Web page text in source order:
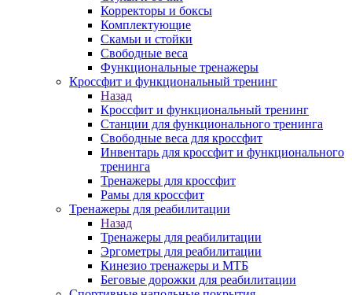
Корректоры и боксы
Комплектующие
Скамьи и стойки
Свободные веса
Функциональные тренажеры
Кроссфит и функциональный тренинг
Назад
Кроссфит и функциональный тренинг
Станции для функционального тренинга
Свободные веса для кроссфит
Инвентарь для кроссфит и функционального
тренинга
Тренажеры для кроссфит
Рамы для кроссфит
Тренажеры для реабилитации
Назад
Тренажеры для реабилитации
Эргометры для реабилитации
Кинезио тренажеры и МТБ
Беговые дорожки для реабилитации